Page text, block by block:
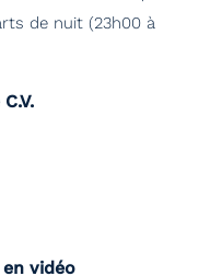
de nuit (23h00 à
vidéo